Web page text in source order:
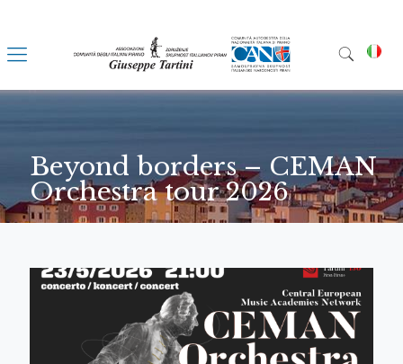
Beyond borders – CEMAN
Orchestra tour 2026